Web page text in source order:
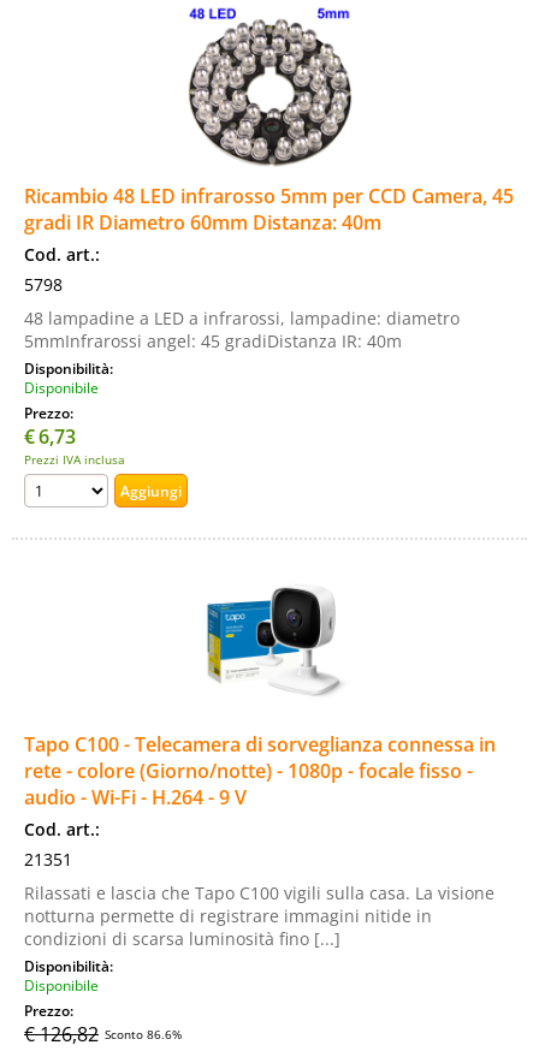
Ricambio 48 LED infrarosso 5mm per CCD Camera, 45
gradi IR Diametro 60mm Distanza: 40m
Cod. art.:
5798
48 lampadine a LED a infrarossi, lampadine: diametro
5mmInfrarossi angel: 45 gradiDistanza IR: 40m
Disponibilità:
Disponibile
Prezzo:
€6,73
Prezzi IVA inclusa
Tapo C100 - Telecamera di sorveglianza connessa in
rete - colore (Giorno/notte) - 1080p - focale fisso -
audio - Wi-Fi - H.264 - 9 V
Cod. art.:
21351
Rilassati e lascia che Tapo C100 vigili sulla casa. La visione
notturna permette di registrare immagini nitide in
condizioni di scarsa luminosità fino [...]
Disponibilità:
Disponibile
Prezzo:
€ 126,82 Sconto 86.6%